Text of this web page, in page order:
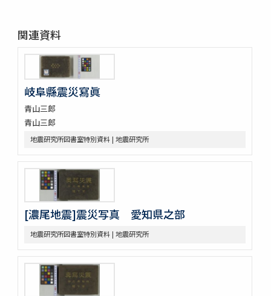
関連資料
岐阜縣震災寫眞
青山三郎
青山三郎
地震研究所図書室特別資料 | 地震研究所
[濃尾地震]震災写真 愛知県之部
地震研究所図書室特別資料 | 地震研究所